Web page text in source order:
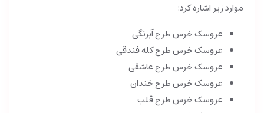
موارد زیر اشاره کرد:
عروسک خرس طرح آبرنگی
عروسک خرس طرح کله فندقی
عروسک خرس طرح عاشقی
عروسک خرس طرح خندان
عروسک خرس طرح قلب